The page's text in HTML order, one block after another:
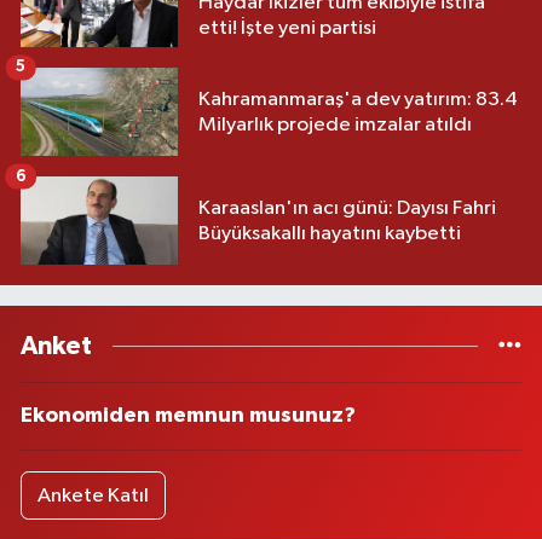
etti! İşte yeni partisi
Kahramanmaraş'a dev yatırım: 83.4
Milyarlık projede imzalar atıldı
5
Karaaslan'ın acı günü: Dayısı Fahri
Büyüksakallı hayatını kaybetti
6
Anket
Ekonomiden memnun musunuz?
Ankete Katıl